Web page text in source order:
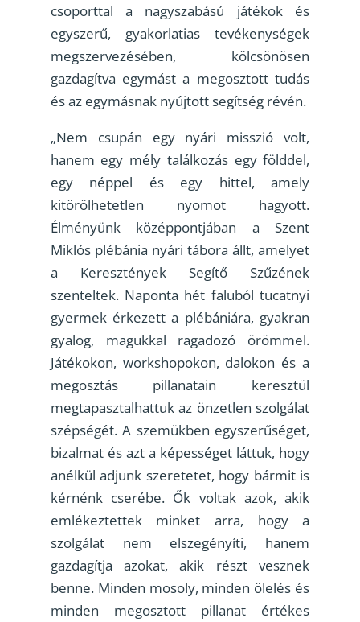
csoporttal a nagyszabású játékok és
egyszerű, gyakorlatias tevékenységek
megszervezésében, kölcsönösen
gazdagítva egymást a megosztott tudás
és az egymásnak nyújtott segítség révén.
„Nem csupán egy nyári misszió volt,
hanem egy mély találkozás egy földdel,
egy néppel és egy hittel, amely
kitörölhetetlen nyomot hagyott.
Élményünk középpontjában a Szent
Miklós plébánia nyári tábora állt, amelyet
a Keresztények Segítő Szűzének
szenteltek. Naponta hét faluból tucatnyi
gyermek érkezett a plébániára, gyakran
gyalog, magukkal ragadozó örömmel.
Játékokon, workshopokon, dalokon és a
megosztás pillanatain keresztül
megtapasztalhattuk az önzetlen szolgálat
szépségét. A szemükben egyszerűséget,
bizalmat és azt a képességet láttuk, hogy
anélkül adjunk szeretetet, hogy bármit is
kérnénk cserébe. Ők voltak azok, akik
emlékeztettek minket arra, hogy a
szolgálat nem elszegényíti, hanem
gazdagítja azokat, akik részt vesznek
benne. Minden mosoly, minden ölelés és
minden megosztott pillanat értékes